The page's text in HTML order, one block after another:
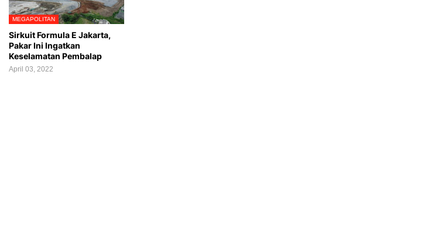
MEGAPOLITAN
Sirkuit Formula E Jakarta,
Pakar Ini Ingatkan
Keselamatan Pembalap
April 03, 2022